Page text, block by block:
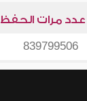
عدد مرات الحفظ
839799506